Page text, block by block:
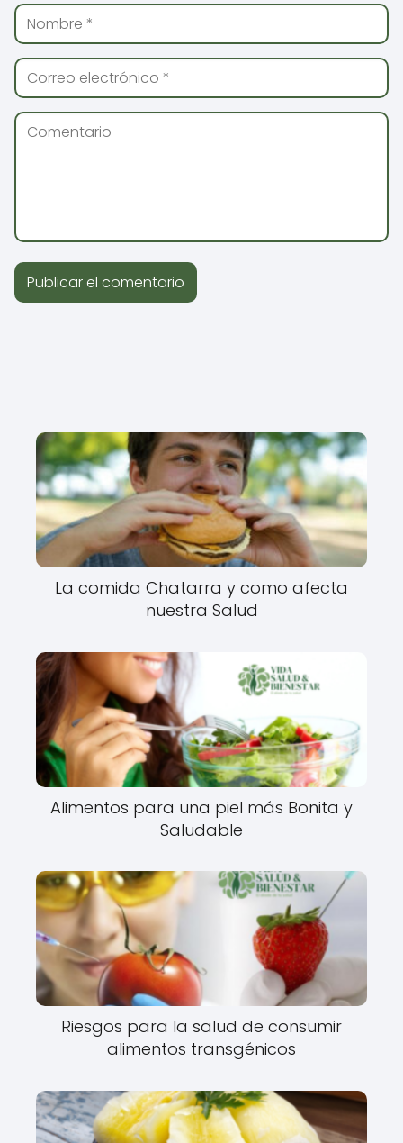
La comida Chatarra y como afecta
nuestra Salud
Alimentos para una piel más Bonita y
Saludable
Riesgos para la salud de consumir
alimentos transgénicos